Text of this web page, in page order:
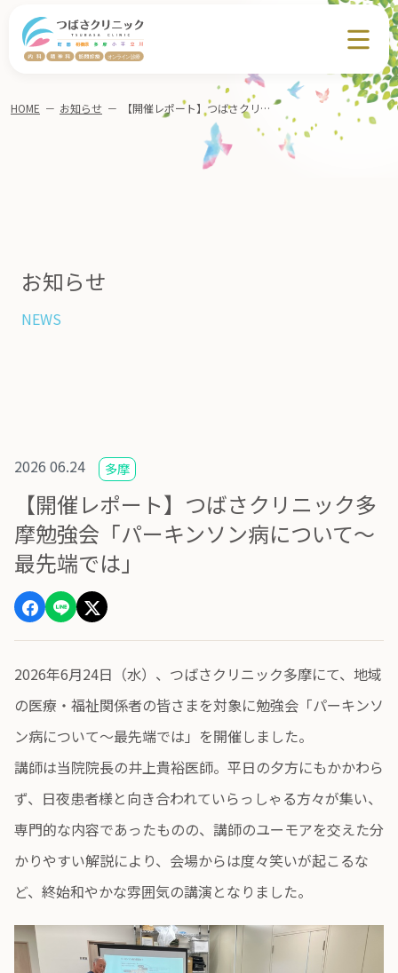
お知らせ
NEWS
HOME － お知らせ － 【開催レポート】つばさクリニック多摩勉強会「パーキンソン病について～最先端では」
2026 06.24 多摩
【開催レポート】つばさクリニック多
摩勉強会「パーキンソン病について～
最先端では」
2026年6月24日（水）、つばさクリニック多摩にて、地域
の医療・福祉関係者の皆さまを対象に勉強会「パーキンソ
ン病について～最先端では」を開催しました。
講師は当院院長の井上貴裕医師。平日の夕方にもかかわら
ず、日夜患者様と向き合われていらっしゃる方々が集い、
専門的な内容であったものの、講師のユーモアを交えた分
かりやすい解説により、会場からは度々笑いが起こるな
ど、終始和やかな雰囲気の講演となりました。